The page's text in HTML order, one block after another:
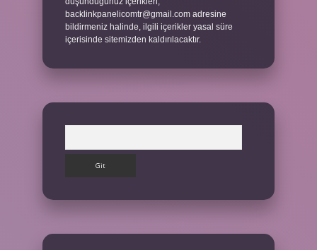
backlinkpanelicomtr@gmail.com adresine
bildirmeniz halinde, ilgili içerikler yasal süre
içerisinde sitemizden kaldırılacaktır.